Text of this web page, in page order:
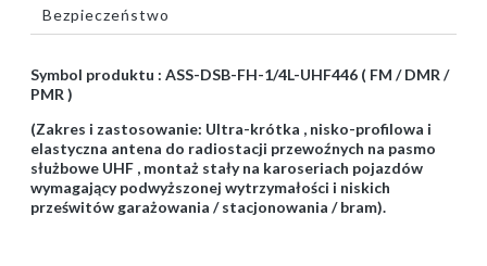
Bezpieczeństwo
Symbol produktu : ASS-DSB-FH-1/4L-UHF446 ( FM / DMR /
PMR )
(Zakres i zastosowanie: Ultra-krótka , nisko-profilowa i
elastyczna antena do radiostacji przewoźnych na pasmo
służbowe UHF , montaż stały na karoseriach pojazdów
wymagający podwyższonej wytrzymałości i niskich
prześwitów garażowania / stacjonowania / bram).